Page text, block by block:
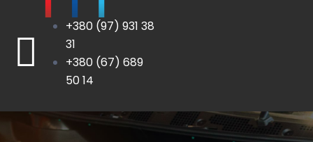
+380 (97) 931 38
31
+380 (67) 689
50 14